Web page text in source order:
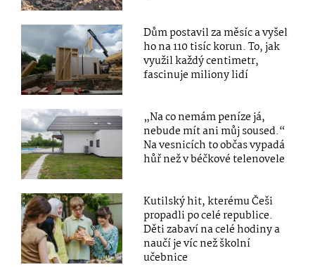
Dům postavil za měsíc a vyšel
ho na 110 tisíc korun. To, jak
využil každý centimetr,
fascinuje miliony lidí
„Na co nemám peníze já,
nebude mít ani můj soused.“
Na vesnicích to občas vypadá
hůř než v béčkové telenovele
Kutilský hit, kterému Češi
propadli po celé republice.
Děti zabaví na celé hodiny a
naučí je víc než školní
učebnice